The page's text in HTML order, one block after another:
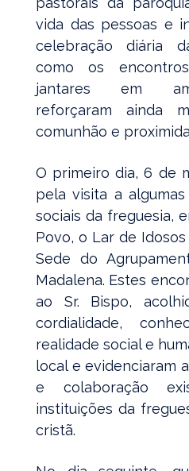
vida das pessoas e
celebração diária
como os
jantares em
reforçaram ainda
comunhão e
O primeiro dia, 6 de
pela visita a
sociais da freguesia,
Povo, o Lar de
Sede do
Madalena. Estes
ao Sr. Bispo,
cordialidade,
realidade social e
local e evidenciaram
e colaboração
instituições da
cristã.